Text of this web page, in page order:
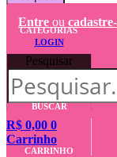
Entre ou
CATEGORIAS
LOGIN
Pesquisar
BUSCAR
R$ 0,00 0
Carrinho
CARRINHO